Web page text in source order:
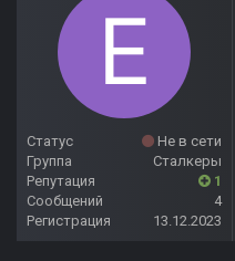
Статус
Не в сети
Группа
Сталкеры
Репутация
1
Сообщений
4
Регистрация
13.12.2023